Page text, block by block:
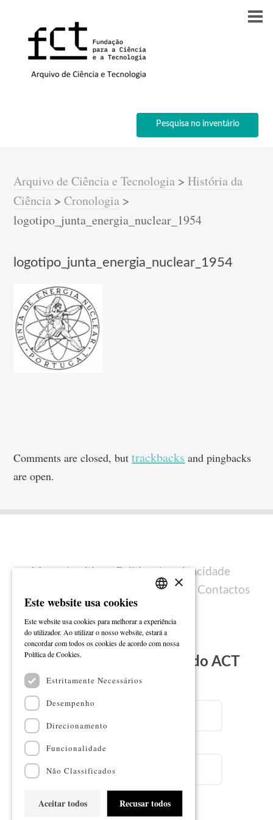
Pesquisa no inventário
Arquivo de Ciência e Tecnologia >História da
Ciência >Cronologia >
logotipo_junta_energia_nuclear_1954
logotipo_junta_energia_nuclear_1954
Comments are closed, buttrackbacks and pingbacks
are open.
Mapa do sítio
Política de privacidade
Ficha técnica Contactos
Subscreva a Newsletter do ACT
Subscrever
ENGLISH
×
Este website usa cookies
Este website usa cookies para melhorar a experiência
do utilizador. Ao utilizar o nosso website, estará a
concordar com todos os cookies de acordo com nossa
Política de Cookies.
Estritamente Necessários
Desempenho
Direcionamento
Funcionalidade
Não Classificados
Aceitar todos Recusar todos